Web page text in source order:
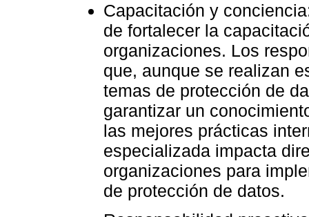
Capacitación y
de fortalecer la
organizaciones. Los
que, aunque se realizan
temas de protección de
garantizar un
las mejores prácticas
especializada impacta
organizaciones para
de protección de datos.